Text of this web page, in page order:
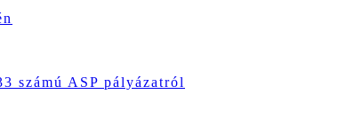
számú ASP pályázatról